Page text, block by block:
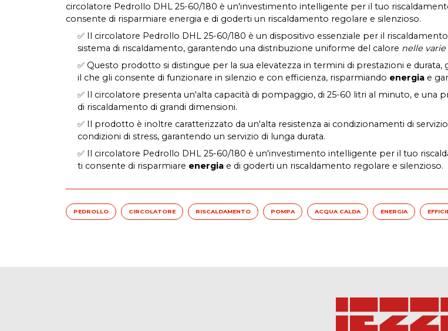
circolatore Pedrollo DHL 25-60/180 è un'investimento intelligente per il tuo
consente di risparmiare energia e di goderti un riscaldamento regolare e silenzioso.
✅ Il circolatore Pedrollo DHL 25-60/180 è un dispositivo essenziale per il
sistema di riscaldamento, garantendo una distribuzione uniforme del calore nelle varie
✅ Questo prodotto si distingue per la sua elevatezza in termini di prestazioni e
il che gli consente di funzionare in silenzio e con efficienza, risparmiando energia e
✅ Il circolatore presenta un'alta capacità di pompaggio, di 25-60 litri al minuto, e una
di riscaldamento di grandi dimensioni.
✅ Il prodotto è inoltre caratterizzato da un'alta resistenza ai condizionamenti di
condizioni di stress, garantendo un servizio di lunga durata.
✅ Il circolatore Pedrollo DHL 25-60/180 è un'investimento intelligente per il tuo
ti consente di risparmiare energia e di goderti un riscaldamento regolare e silenzioso.
PEDROLLO CIRCOLATORE RISCALDAMENTO POMPA ACQUA CALDA ENERGIA